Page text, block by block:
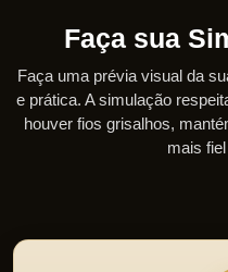
Faça sua
Faça uma prévia visual da
e prática. A simulação
houver fios grisalhos,
mais